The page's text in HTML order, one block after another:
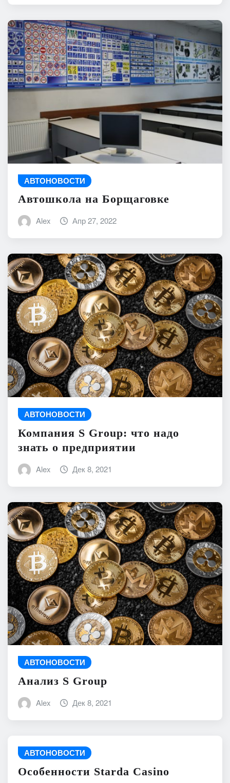
АВТОНОВОСТИ
Автошкола на Борщаговке
Alex Апр 27, 2022
АВТОНОВОСТИ
Компания S Group: что надо
знать о предприятии
Alex Дек 8, 2021
АВТОНОВОСТИ
Анализ S Group
Alex Дек 8, 2021
АВТОНОВОСТИ
Особенности Starda Сasino